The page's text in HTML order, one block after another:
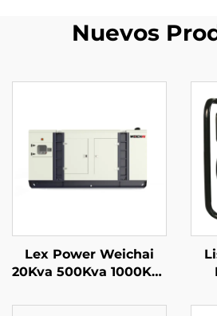
Nuevos
Lex Power Weichai
20Kva 500Kva 1000Kva
Generador Diésel Móvil